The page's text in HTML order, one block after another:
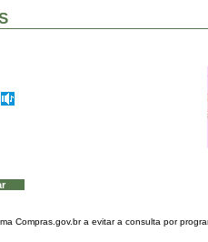
Compras.gov.br a evitar a consulta por